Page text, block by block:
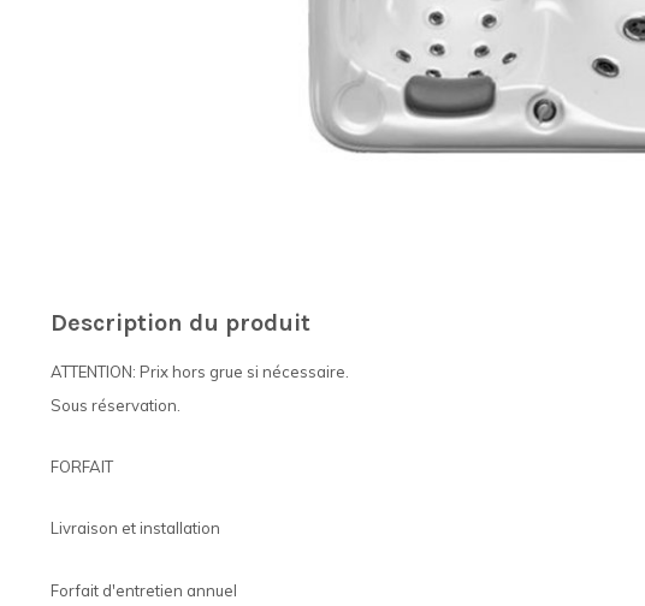
Description du produit
ATTENTION: Prix hors grue si nécessaire.
Sous réservation.
FORFAIT
Livraison et installation
Forfait d'entretien annuel